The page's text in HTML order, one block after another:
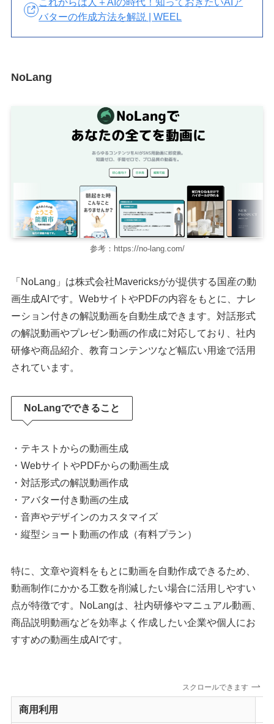
これからは人＋AIの時代！知っておきたいAIア
バターの作成方法を解説 | WEEL
NoLang
参考：https://no-lang.com/
「NoLang」は株式会社Mavericksがが提供する国産の動
画生成AIです。WebサイトやPDFの内容をもとに、ナレ
ーション付きの解説動画を自動生成できます。対話形式
の解説動画やプレゼン動画の作成に対応しており、社内
研修や商品紹介、教育コンテンツなど幅広い用途で活用
されています。
NoLangでできること
・テキストからの動画生成
・WebサイトやPDFからの動画生成
・対話形式の解説動画作成
・アバター付き動画の生成
・音声やデザインのカスタマイズ
・縦型ショート動画の作成（有料プラン）
特に、文章や資料をもとに動画を自動作成できるため、
動画制作にかかる工数を削減したい場合に活用しやすい
点が特徴です。NoLangは、社内研修やマニュアル動画、
商品説明動画などを効率よく作成したい企業や個人にお
すすめの動画生成AIです。
スクロールできます
商用利用